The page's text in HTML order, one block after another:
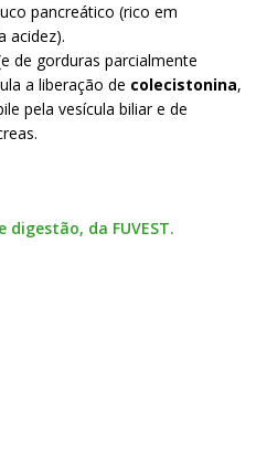
pancreático (rico em
acidez).
de gorduras parcialmente
a liberação de colecistonina,
pela vesícula biliar e de
da FUVEST.